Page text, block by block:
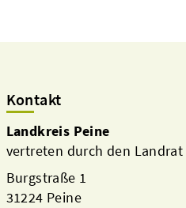
Kontakt
Landkreis Peine
vertreten durch den
Burgstraße 1
31224 Peine